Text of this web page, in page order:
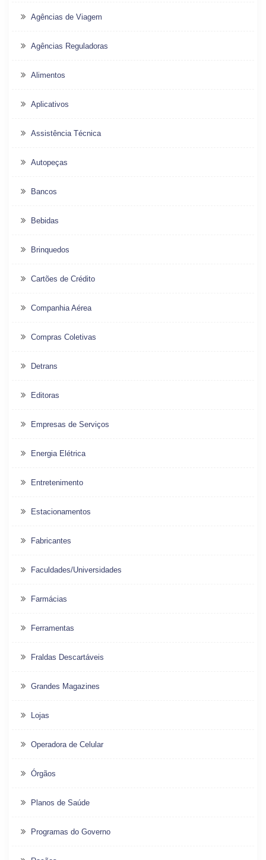
Agências de Viagem
Agências Reguladoras
Alimentos
Aplicativos
Assistência Técnica
Autopeças
Bancos
Bebidas
Brinquedos
Cartões de Crédito
Companhia Aérea
Compras Coletivas
Detrans
Editoras
Empresas de Serviços
Energia Elétrica
Entretenimento
Estacionamentos
Fabricantes
Faculdades/Universidades
Farmácias
Ferramentas
Fraldas Descartáveis
Grandes Magazines
Lojas
Operadora de Celular
Órgãos
Planos de Saúde
Programas do Governo